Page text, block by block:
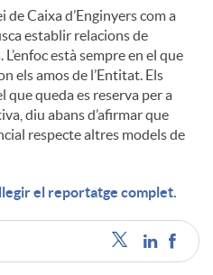
de Caixa d’Enginyers com a
establir relacions de
està sempre en el que
els amos de l’Entitat. Els
que queda es reserva per a
diu abans d’afirmar que
respecte altres models de
el reportatge complet.